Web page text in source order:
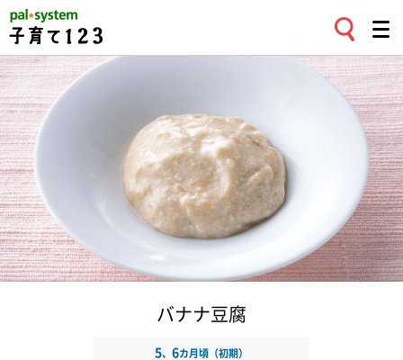
バナナ豆腐
5、 6カ月頃（初期）